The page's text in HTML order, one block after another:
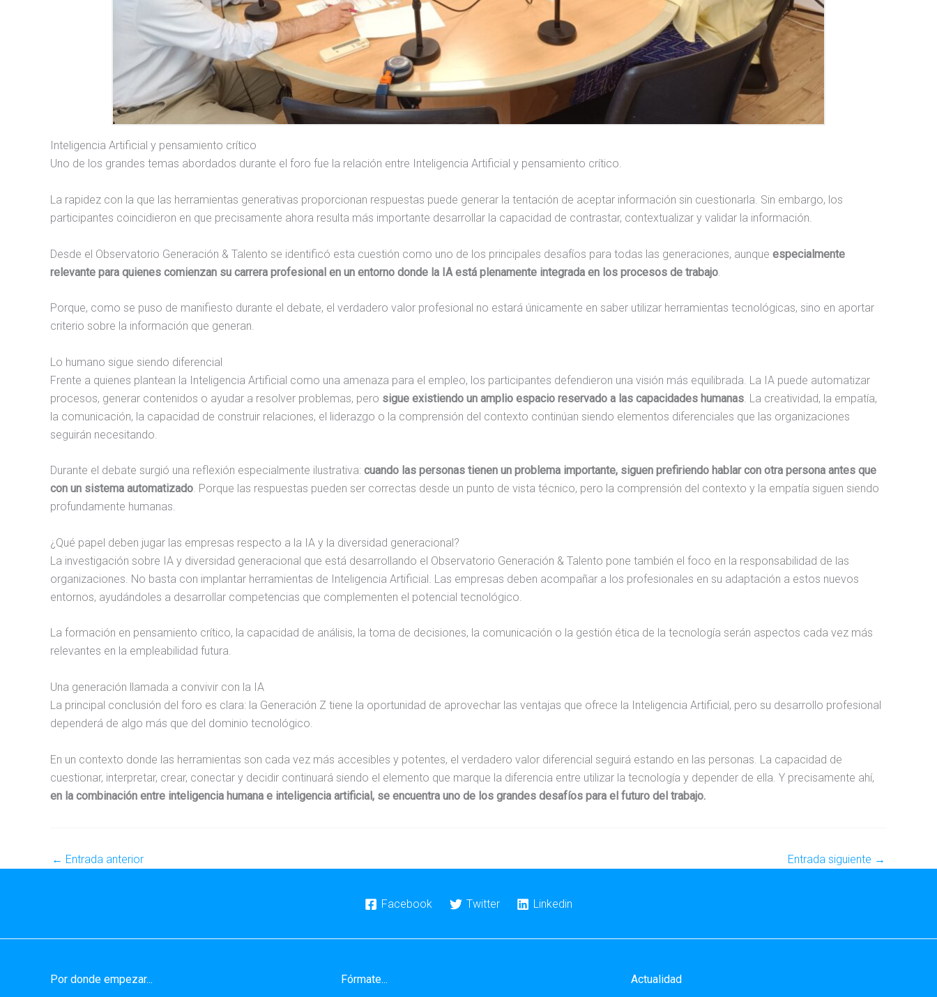
Inteligencia Artificial y pensamiento crítico
Uno de los grandes temas abordados durante el foro fue la relación entre Inteligencia Artificial y pensamiento crítico.
La rapidez con la que las herramientas generativas proporcionan respuestas puede generar la tentación de aceptar información sin cuestionarla. Sin embargo, los
participantes coincidieron en que precisamente ahora resulta más importante desarrollar la capacidad de contrastar, contextualizar y validar la información.
Desde el Observatorio Generación & Talento se identificó esta cuestión como uno de los principales desafíos para todas las generaciones, aunque especialmente
relevante para quienes comienzan su carrera profesional en un entorno donde la IA está plenamente integrada en los procesos de trabajo
Porque, como se puso de manifiesto durante el debate, el verdadero valor profesional no estará únicamente en saber utilizar herramientas tecnológicas, sino en aportar
criterio sobre la información que generan.
Lo humano sigue siendo diferencial
Frente a quienes plantean la Inteligencia Artificial como una amenaza para el empleo, los participantes defendieron una visión más equilibrada. La IA puede automatizar
procesos, generar contenidos o ayudar a resolver problemas, pero sigue existiendo un amplio espacio reservado a las capacidades humanas . La creatividad, la empatía,
la comunicación, la capacidad de construir relaciones, el liderazgo o la comprensión del contexto continúan siendo elementos diferenciales que las organizaciones
seguirán necesitando.
Durante el debate surgió una reflexión especialmente ilustrativa: cuando las personas tienen un problema importante, siguen prefiriendo hablar con otra persona antes que
con un sistema automatizado. Porque las respuestas pueden ser correctas desde un punto de vista técnico, pero la comprensión del contexto y la empatía siguen siendo
profundamente humanas.
¿Qué papel deben jugar las empresas respecto a la IA y la diversidad generacional?
La investigación sobre IA y diversidad generacional que está desarrollando el Observatorio Generación & Talento pone también el foco en la responsabilidad de las
organizaciones. No basta con implantar herramientas de Inteligencia Artificial. Las empresas deben acompañar a los profesionales en su adaptación a estos nuevos
entornos, ayudándoles a desarrollar competencias que complementen el potencial tecnológico.
La formación en pensamiento crítico, la capacidad de análisis, la toma de decisiones, la comunicación o la gestión ética de la tecnología serán aspectos cada vez más
relevantes en la empleabilidad futura.
Una generación llamada a convivir con la IA
La principal conclusión del foro es clara: la Generación Z tiene la oportunidad de aprovechar las ventajas que ofrece la Inteligencia Artificial, pero su desarrollo profesional
dependerá de algo más que del dominio tecnológico.
En un contexto donde las herramientas son cada vez más accesibles y potentes, el verdadero valor diferencial seguirá estando en las personas. La capacidad de
cuestionar, interpretar, crear, conectar y decidir continuará siendo el elemento que marque la diferencia entre utilizar la tecnología y depender de ella. Y precisamente ahí,
en la combinación entre inteligencia humana e inteligencia artificial, se encuentra uno de los grandes desafíos para el futuro del trabajo.
← Entrada anterior Entrada siguiente →
Facebook Twitter Linkedin
Por donde empezar... Fórmate... Actualidad